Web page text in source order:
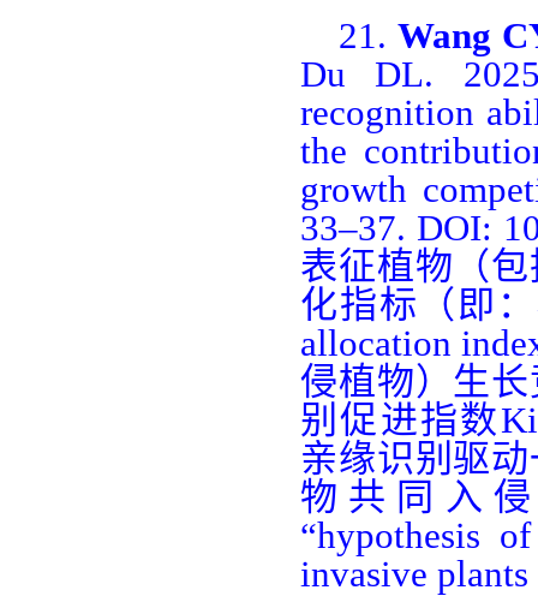
21. Wang
Du DL.
recognition
the
growth
33–37. DOI:
表征植物（
化指标（即
allocation
侵植物）生
别促进指数
亲缘识别驱
物共同入
“hypothesis
invasive